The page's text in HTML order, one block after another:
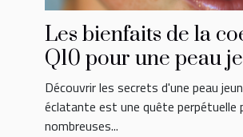
Les bienfaits de la
Q10 pour une peau
éclatante
Découvrir les secrets d'une peau
éclatante est une quête perpétuelle
nombreuses...